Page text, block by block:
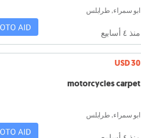
ابو سمراء, طرابلس
منذ ٤ أسابيع
USD 30
motorcycles carpet
ابو سمراء, طرابلس